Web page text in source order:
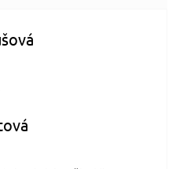
je 5 z 5 hvězdiček.
je 5 z 5 hvězdiček.